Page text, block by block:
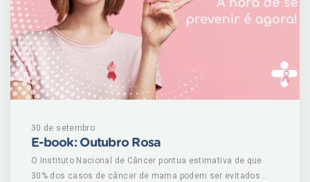
sintomas de forma rápida para reduzir risco de sequelas e
garantir qualidade de vida. Para entender mais sobre o AVC,
baixe agora nosso e-book! CLIQUE AQUI PARA BAIXAR E-
BOOK
30 de setembro
E-book: Outubro Rosa
O Instituto Nacional de Câncer pontua estimativa de que
30% dos casos de câncer de mama podem ser evitados